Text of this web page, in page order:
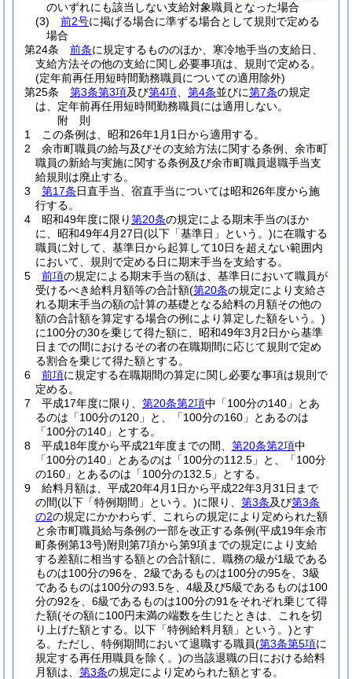
のいずれにも該当しない支給対象職員となった場合
(3)
前2号に掲げる場合に準ずる場合として規則で定める
場合
第24条
前条に規定するもののほか、寒冷地手当の支給日、
支給方法その他の支給に関し必要事項は、規則で定める。
(定年前再任用短時間勤務職員についての適用除外)
第25条
第3条第3項及び第4項 第4条並びに第7条の規定
は、定年前再任用短時間勤務職員には適用しない。
附 則
1
この条例は、昭和26年1月1日から適用する。
2
余市町職員の給与及びその支給方法に関する条例、余市町
職員の新給与実施に関する条例及び余市町職員退職手当支
給規則は廃止する。
3
第17条日直手当、宿直手当については昭和26年度から施
行する。
4
昭和49年度に限り第20条の規定による期末手当のほか
に、昭和49年4月27日(以下「基準日」という。)に在職する
職員に対して、基準日から起算して10日を超えない範囲内
において、規則で定める日に期末手当を支給する。
5
前項の規定による期末手当の額は、基準日において職員が
受けるべき給料月額等の合計額(第20条の規定により支給さ
れる期末手当の額の計算の基礎となる給料の月額その他の
額の合計額を算定する場合の例により算定した額をいう。)
に100分の30を乗じて得た額に、昭和49年3月2日から基準
日までの間におけるその者の在職期間に応じて規則で定め
る割合を乗じて得た額とする。
6
前項に規定する在職期間の算定に関し必要な事項は規則で
定める。
7
平成17年度に限り、 第20条第2項中「100分の140」とあ
るのは「100分の120」と、「100分の160」とあるのは
「100分の140」とする。
8
平成18年度から平成21年度までの間、 第20条第2項中
「100分の140」とあるのは「100分の112.5」と、「100分
の160」とあるのは「100分の132.5」とする。
9
給料月額は、平成20年4月1日から平成22年3月31日まで
の間(以下「特例期間」という。)に限り、 第3条及び第3条
の2の規定にかかわらず、これらの規定により定められた額
と余市町職員給与条例の一部を改正する条例(平成19年余市
町条例第13号)附則第7項から第9項までの規定により支給
する差額に相当する額との合計額に、職務の級が1級である
ものは100分の96を、2級であるものは100分の95を、3級
であるものは100分の93.5を、4級及び5級であるものは100
分の92を、6級であるものは100分の91をそれぞれ乗じて得
た額(その額に100円未満の端数を生じたときは、これを切
り上げた額とする。以下「特例給料月額」という。)とす
る。 ただし、特例期間において退職する職員(第3条第5項に
規定する再任用職員を除く。)の当該退職の日における給料
月額は、 第3条の規定により定められた額とする。